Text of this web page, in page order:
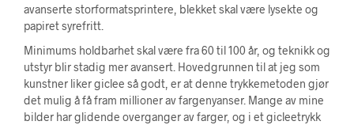
avanserte storformatsprintere, blekket skal være lysekte og
papiret syrefritt.
Minimums holdbarhet skal være fra 60 til 100 år, og teknikk og
utstyr blir stadig mer avansert. Hovedgrunnen til at jeg som
kunstner liker giclee så godt, er at denne trykkemetoden gjør
det mulig å få fram millioner av fargenyanser. Mange av mine
bilder har glidende overganger av farger, og i et gicleetrykk